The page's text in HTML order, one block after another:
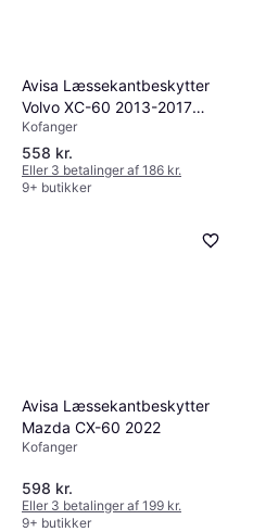
Avisa Læssekantbeskytter
Volvo XC-60 2013-2017
Matsort
Kofanger
558 kr.
Eller 3 betalinger af 186 kr.
9+ butikker
Avisa Læssekantbeskytter
Mazda CX-60 2022
Kofanger
598 kr.
Eller 3 betalinger af 199 kr.
9+ butikker